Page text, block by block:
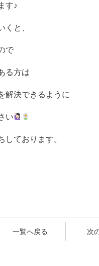
す♪
くと、
で
る方は
解決できるように
い
しております。
一覧へ戻る 次